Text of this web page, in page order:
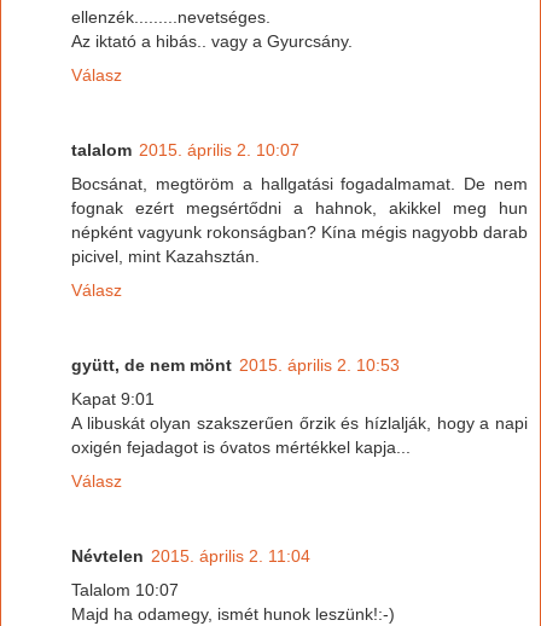
ellenzék.........nevetséges.
Az iktató a hibás.. vagy a Gyurcsány.
Válasz
talalom 2015. április 2. 10:07
Bocsánat, megtöröm a hallgatási fogadalmamat. De nem
fognak ezért megsértődni a hahnok, akikkel meg hun
népként vagyunk rokonságban? Kína mégis nagyobb darab
picivel, mint Kazahsztán.
Válasz
gyütt, de nem mönt 2015. április 2. 10:53
Kapat 9:01
A libuskát olyan szakszerűen őrzik és hízlalják, hogy a napi
oxigén fejadagot is óvatos mértékkel kapja...
Válasz
Névtelen 2015. április 2. 11:04
Talalom 10:07
Majd ha odamegy, ismét hunok leszünk!:-)